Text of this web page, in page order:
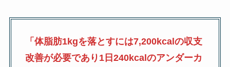
「体脂肪1kgを落とすには7,200kcalの収支
改善が必要であり1日240kcalのアンダーカ